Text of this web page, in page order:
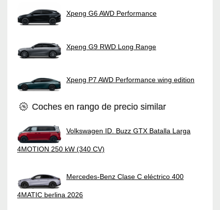
Xpeng G6 AWD Performance
Xpeng G9 RWD Long Range
Xpeng P7 AWD Performance wing edition
Coches en rango de precio similar
Volkswagen ID. Buzz GTX Batalla Larga
4MOTION 250 kW (340 CV)
Mercedes-Benz Clase C eléctrico 400
4MATIC berlina 2026